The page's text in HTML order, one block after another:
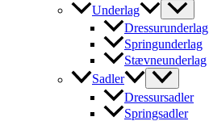
Underlag
Dressurunderlag
Springunderlag
Stævneunderlag
Sadler
Dressursadler
Springsadler